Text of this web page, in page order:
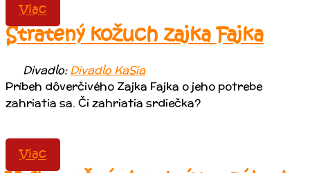
Viac
Stratený kožuch zajka Fajka
Divadlo:Divadlo KaSia
Príbeh dôverčivého Zajka Fajka o jeho potrebe
zahriatia sa. Či zahriatia srdiečka?
Viac